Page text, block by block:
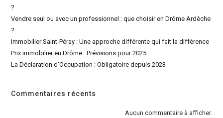
?
Vendre seul ou avec un professionnel : que choisir en Drôme Ardèche
?
Immobilier Saint-Péray : Une approche différente qui fait la différence
Prix immobilier en Drôme : Prévisions pour 2025
La Déclaration d’Occupation : Obligatoire depuis 2023
Commentaires récents
Aucun commentaire à afficher.